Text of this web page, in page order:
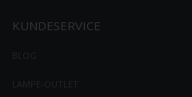
KUNDESERVICE